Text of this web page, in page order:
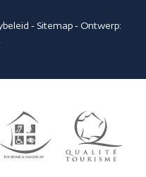
- Sitemap- Ontwerp: